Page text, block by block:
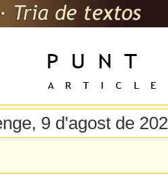
9 d'agost de